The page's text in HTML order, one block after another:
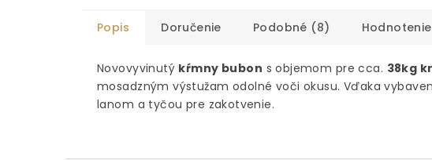
Popis Doručenie Podobné (8) Hodnotenie
Novovyvinutý kŕmny bubon s objemom pre cca. 38kg
mosadzným výstužam odolné voči okusu. Vďaka
lanom a tyčou pre zakotvenie.